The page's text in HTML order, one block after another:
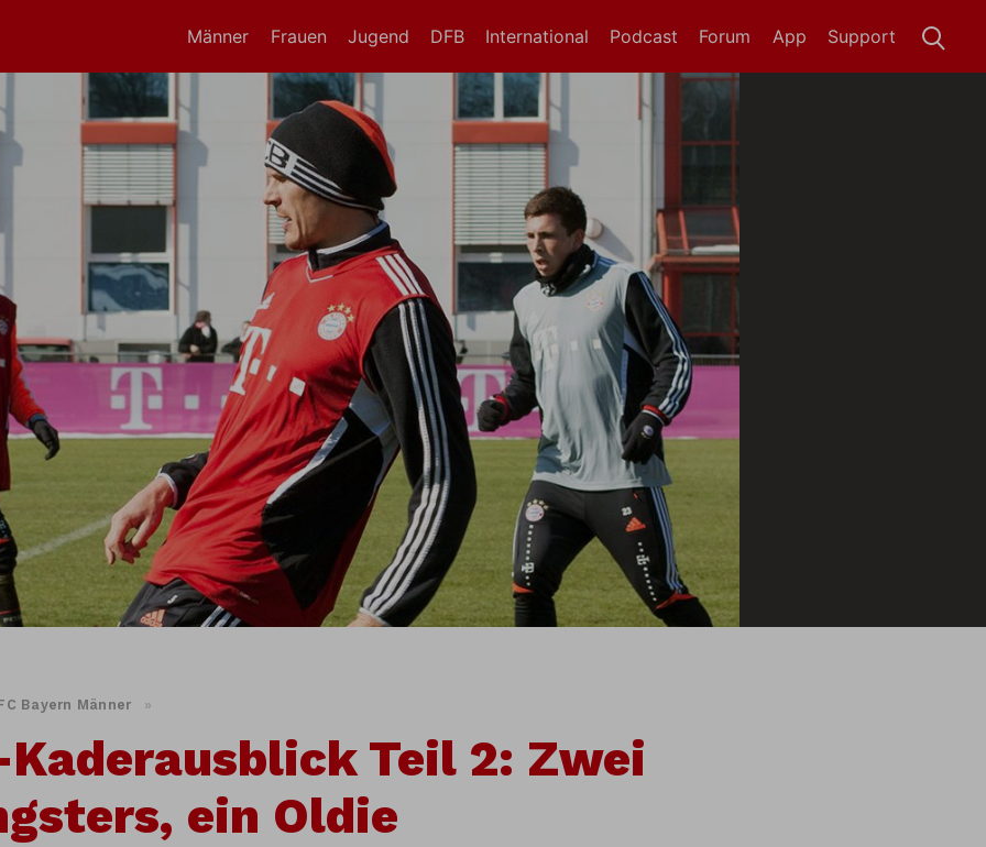
Männer Frauen Jugend DFB International Support
App
Forum
Podcast
Bayern Männer »
Teil 2: Zwei
ein Oldie